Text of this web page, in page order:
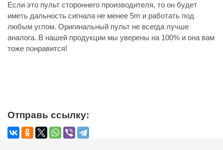
Если это пульт стороннего производителя, то он будет
иметь дальность сигнала не менее 5m и работать под
любым углом. Оригинальный пульт не всегда лучше
аналога. В нашей продукции мы уверены на 100% и она вам
тоже понравится!
Отправь ссылку: